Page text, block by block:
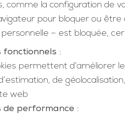
comme la configuration de
pour bloquer ou être
– est bloquée,
fonctionnels :
permettent d’améliorer
de
web
de performance :